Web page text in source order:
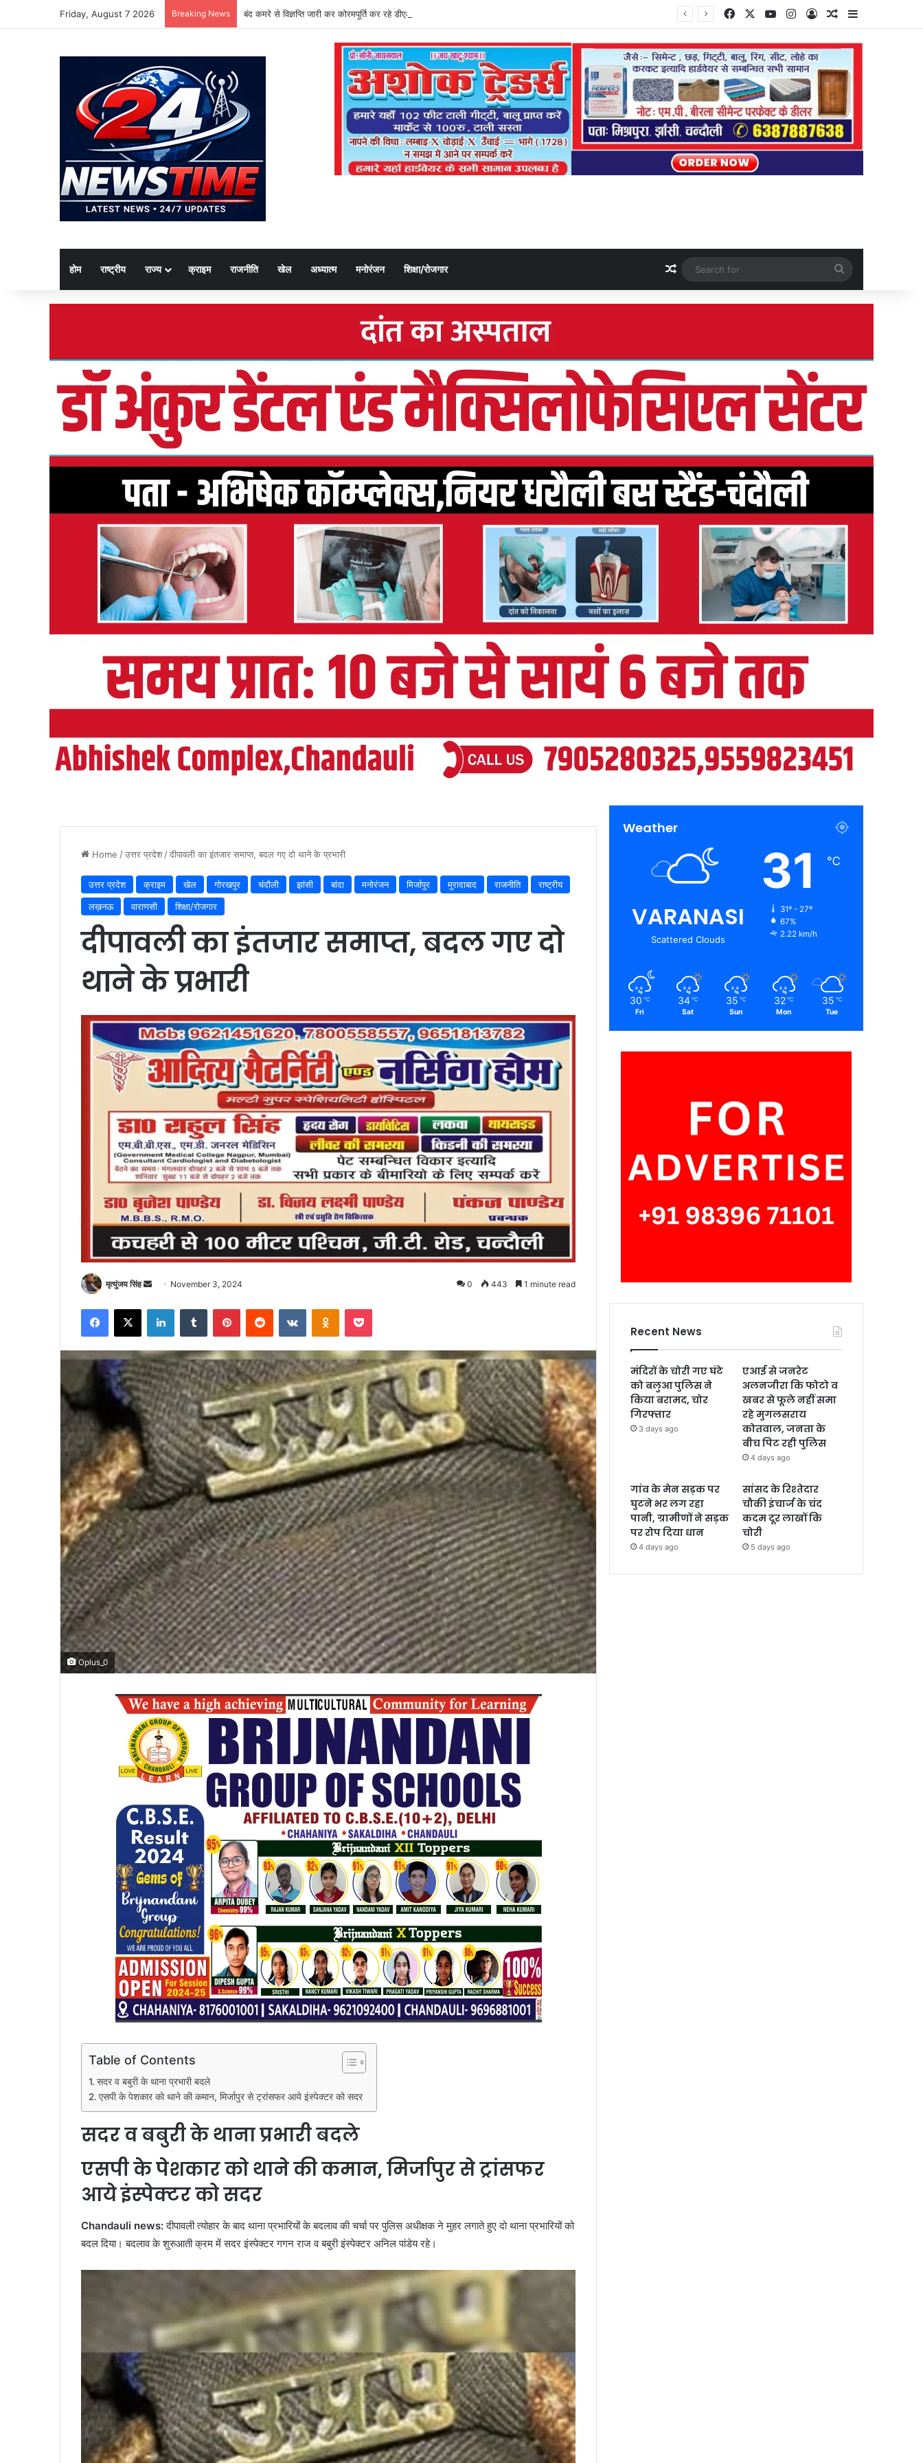
Friday, August 7 2026 Breaking News बंद कमरे से विज्ञप्ति जारी कर कोरमपूर्ति कर रहे डीएओ, किसानों को लूट रहे निजी दुकानदार FacebookYouTubeInstagram
Log InRandom Article
Sidebar
होम राष्ट्रीय राज्य क्राइम राजनीति खेल अध्यात्म मनोरंजन शिक्षा/रोजगार Random Article
for
Home /उत्तर प्रदेश /दीपावली का इंतजार समाप्त, बदल गए दो थाने के प्रभारी
उत्तर प्रदेश क्राइम खेल गोरखपुर चंदौली झांसी बांदा मनोरंजन मिर्जापुर मुरादाबाद राजनीति
राष्ट्रीय
लख़नऊ
वाराणसी शिक्षा/रोजगार
दीपावली का इंतजार समाप्त, बदल गए दो
थाने के प्रभारी
मृत्युंजय सिंह
Send
email
November 3, 2024 0 443 1 minute read
Facebook
X LinkedInTumblr PinterestReddit VKontakteOdnoklassniki
Pocket
Oplus_0
Table of Contents
सदर व बबुरी के थाना प्रभारी बदले
एसपी के पेशकार को थाने की कमान, मिर्जापुर से ट्रांसफर आये इंस्पेक्टर को सदर
सदर व बबुरी के थाना प्रभारी बदले
एसपी के पेशकार को थाने की कमान, मिर्जापुर से ट्रांसफर
आये इंस्पेक्टर को सदर
Chandauli news:दीपावली त्योहार के बाद थाना प्रभारियों के बदलाव की चर्चा पर पुलिस अधीक्षक ने मुहर लगाते हुए दो थाना प्रभारियों को
बदल दिया। बदलाव के शुरुआती क्रम में सदर इंस्पेक्टर गगन राज व बबुरी इंस्पेक्टर अनिल पांडेय रहे।
Weather
VARANASI
Scattered Clouds
31 ℃
31º - 27º
67%
2.22 km/h
30 ℃
Fri
34 ℃
Sat
35 ℃
Sun
32 ℃
Mon
35 ℃
Tue
Recent News
मंदिरों के चोरी गए घंटे
को बलुआ पुलिस ने
किया बरामद, चोर
गिरफ्तार
3 days ago
एआई से जनरेट
अलनजीरा कि फोटो व
खबर से फूले नहीं समा
रहे मुगलसराय
कोतवाल, जनता के
बीच पिट रही पुलिस
4 days ago
गांव के मेन सड़क पर
घुटने भर लग रहा
पानी, ग्रामीणों ने सड़क
पर रोप दिया धान
4 days ago
सांसद के रिश्तेदार
चौकी इंचार्ज के चंद
कदम दूर लाखों कि
चोरी
5 days ago